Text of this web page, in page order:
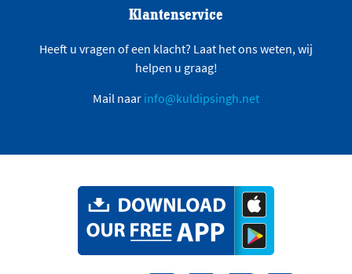
Klantenservice
Heeft u vragen of een klacht? Laat het ons weten, wij
helpen u graag!
Mail naar info@kuldipsingh.net